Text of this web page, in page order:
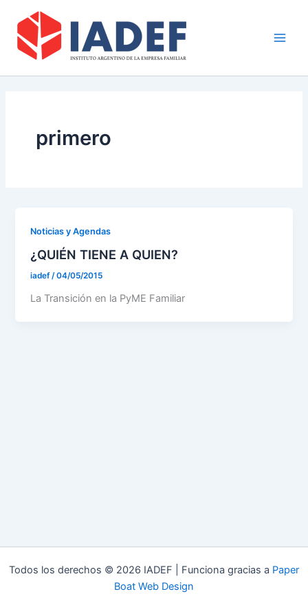
contenido
primero
Noticias y Agendas
¿QUIÉN TIENE A QUIEN?
iadef/04/05/2015
La Transición en la PyME Familiar
Todos los derechos © 2026 IADEF | Funciona gracias a Paper
Boat Web Design